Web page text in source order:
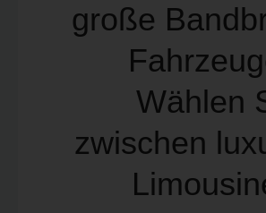
große
Wählen
zwischen